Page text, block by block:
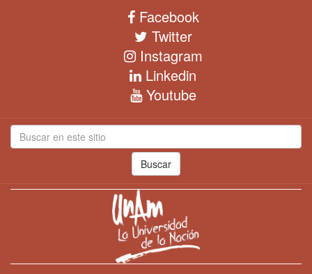
Facebook
Twitter
Instagram
Linkedin
Youtube
Buscar